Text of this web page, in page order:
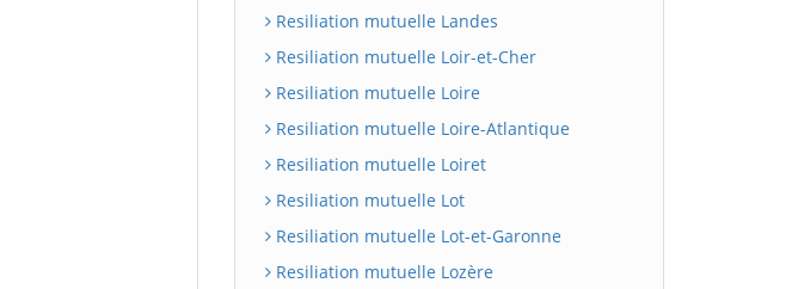
Resiliation mutuelle Landes
Resiliation mutuelle Loir-et-Cher
Resiliation mutuelle Loire
Resiliation mutuelle Loire-Atlantique
Resiliation mutuelle Loiret
Resiliation mutuelle Lot
Resiliation mutuelle Lot-et-Garonne
Resiliation mutuelle Lozère